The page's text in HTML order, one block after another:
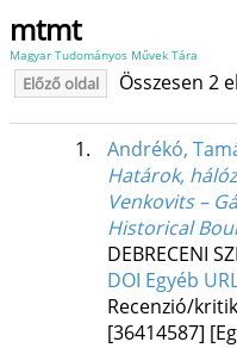
mtmt
Magyar Tudományos Művek Tára
Előző oldal Összesen 2
1.
Andrékó,
Határok,
Venkovits –
Historical
DEBRECENI
DOI Egyéb
Recenzió/
[36414587]